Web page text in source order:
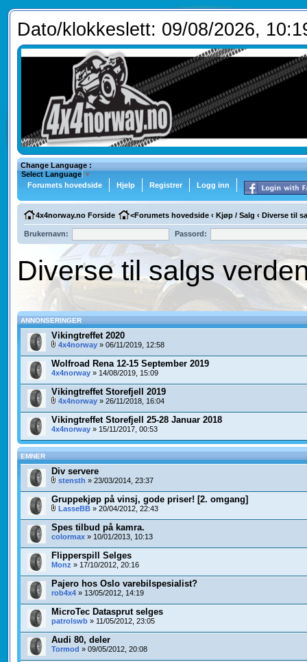
Dato/klokkeslett: 09/08/2026,
Change Language :
Select Language ▼
Forumets hovedside
Hjelp Registrer Logg inn
4x4norway.no Forside <Forumets hovedside ‹ Kjøp / Salg ‹ Diverse til
Brukernavn: Passord:
Diverse til salgs
ANNONSERINGER
Vikingtreffet 2020
4x4norway» 06/11/2019, 12:58
Wolfroad Rena 12-15 September 2019
4x4norway» 14/08/2019, 15:09
Vikingtreffet Storefjell 2019
4x4norway» 26/11/2018, 16:04
Vikingtreffet Storefjell 25-28 Januar 2018
4x4norway» 15/11/2017, 00:53
EMNER
Div servere
stensth » 23/03/2014, 23:37
Gruppekjøp på vinsj, gode priser! [2. omgang]
LasseBB» 20/04/2012, 22:43
Spes tilbud på kamra.
colormax» 10/01/2013, 10:13
Flipperspill Selges
Monz » 17/10/2012, 20:16
Pajero hos Oslo varebilspesialist?
rob4x4» 13/05/2012, 14:19
MicroTec Datasprut selges
patrolswb» 11/05/2012, 23:05
Audi 80, deler
Tormod » 09/05/2012, 20:08